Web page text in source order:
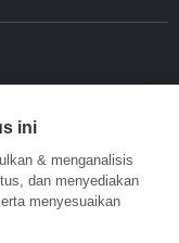
ini
& menganalisis
dan menyediakan
menyesuaikan